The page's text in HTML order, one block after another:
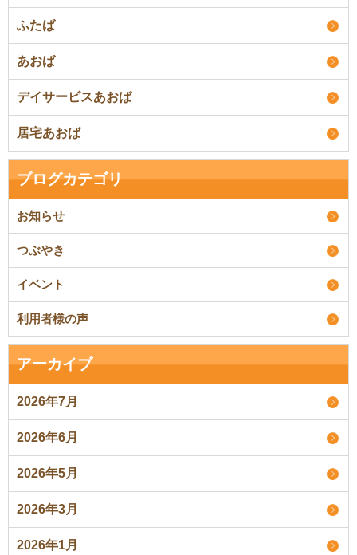
ふたば
あおば
デイサービスあおば
居宅あおば
ブログカテゴリ
お知らせ
つぶやき
イベント
利用者様の声
アーカイブ
2026年7月
2026年6月
2026年5月
2026年3月
2026年1月